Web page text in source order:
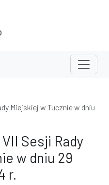
Miejskiej w Tucznie w dniu
Sesji Rady
w dniu 29
r.